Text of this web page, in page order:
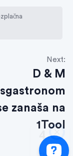
Next:
D & M
zanaša na
1Tool